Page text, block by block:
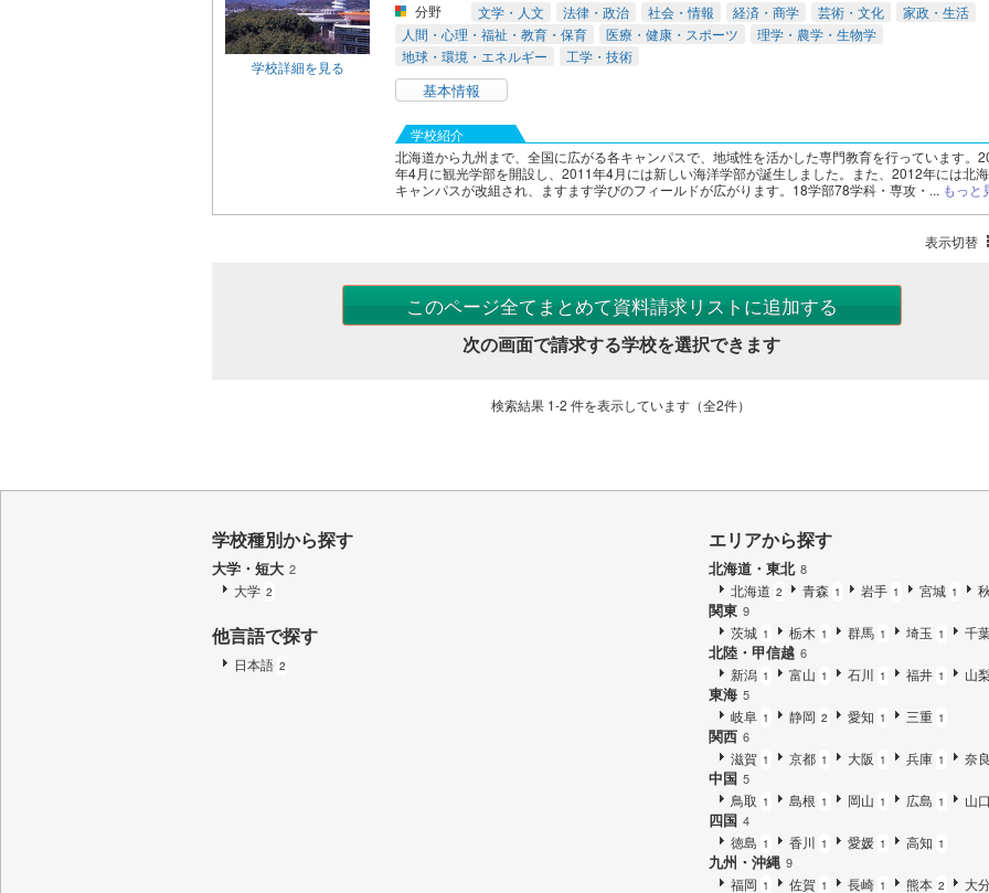
学校詳細を見る
分野
文学・人文 法律・政治 社会・情報 経済・商学 芸術・文化
家政・生活
人間・心理・福祉・教育・保育
医療・健康・スポーツ
理学・農学・生物学
地球・環境・エネルギー
工学・技術
基本情報
学校紹介
北海道から九州まで、全国に広がる各キャンパスで、地域性を活かした専門教育を行っています。
年4月に観光学部を開設し、2011年4月には新しい海洋学部が誕生しました。また、2012年には北
キャンパスが改組され、ますます学びのフィールドが広がります。18学部78学科・専攻・... もっと
表示切替
このページ全てまとめて資料請求リストに追加する
次の画面で請求する学校を選択できます
検索結果 1-2 件を表示しています（全2件）
学校種別から探す
大学・短大 2
大学 2
エリアから探す
北海道・東北 8
北海道 2 青森 1 岩手 1 宮城 1
関東 9
茨城 1 栃木 1 群馬 1 埼玉 1 千
北陸・甲信越 6
新潟 1 富山 1 石川 1 福井 1 山
東海 5
岐阜 1 静岡 2 愛知 1 三重 1
関西 6
滋賀 1 京都 1 大阪 1 兵庫 1 奈良
中国 5
鳥取 1 島根 1 岡山 1 広島 1 山口
四国 4
徳島 1 香川 1 愛媛 1 高知 1
九州・沖縄 9
福岡 1 佐賀 1 長崎 1 熊本 2 大
他言語で探す
日本語 2